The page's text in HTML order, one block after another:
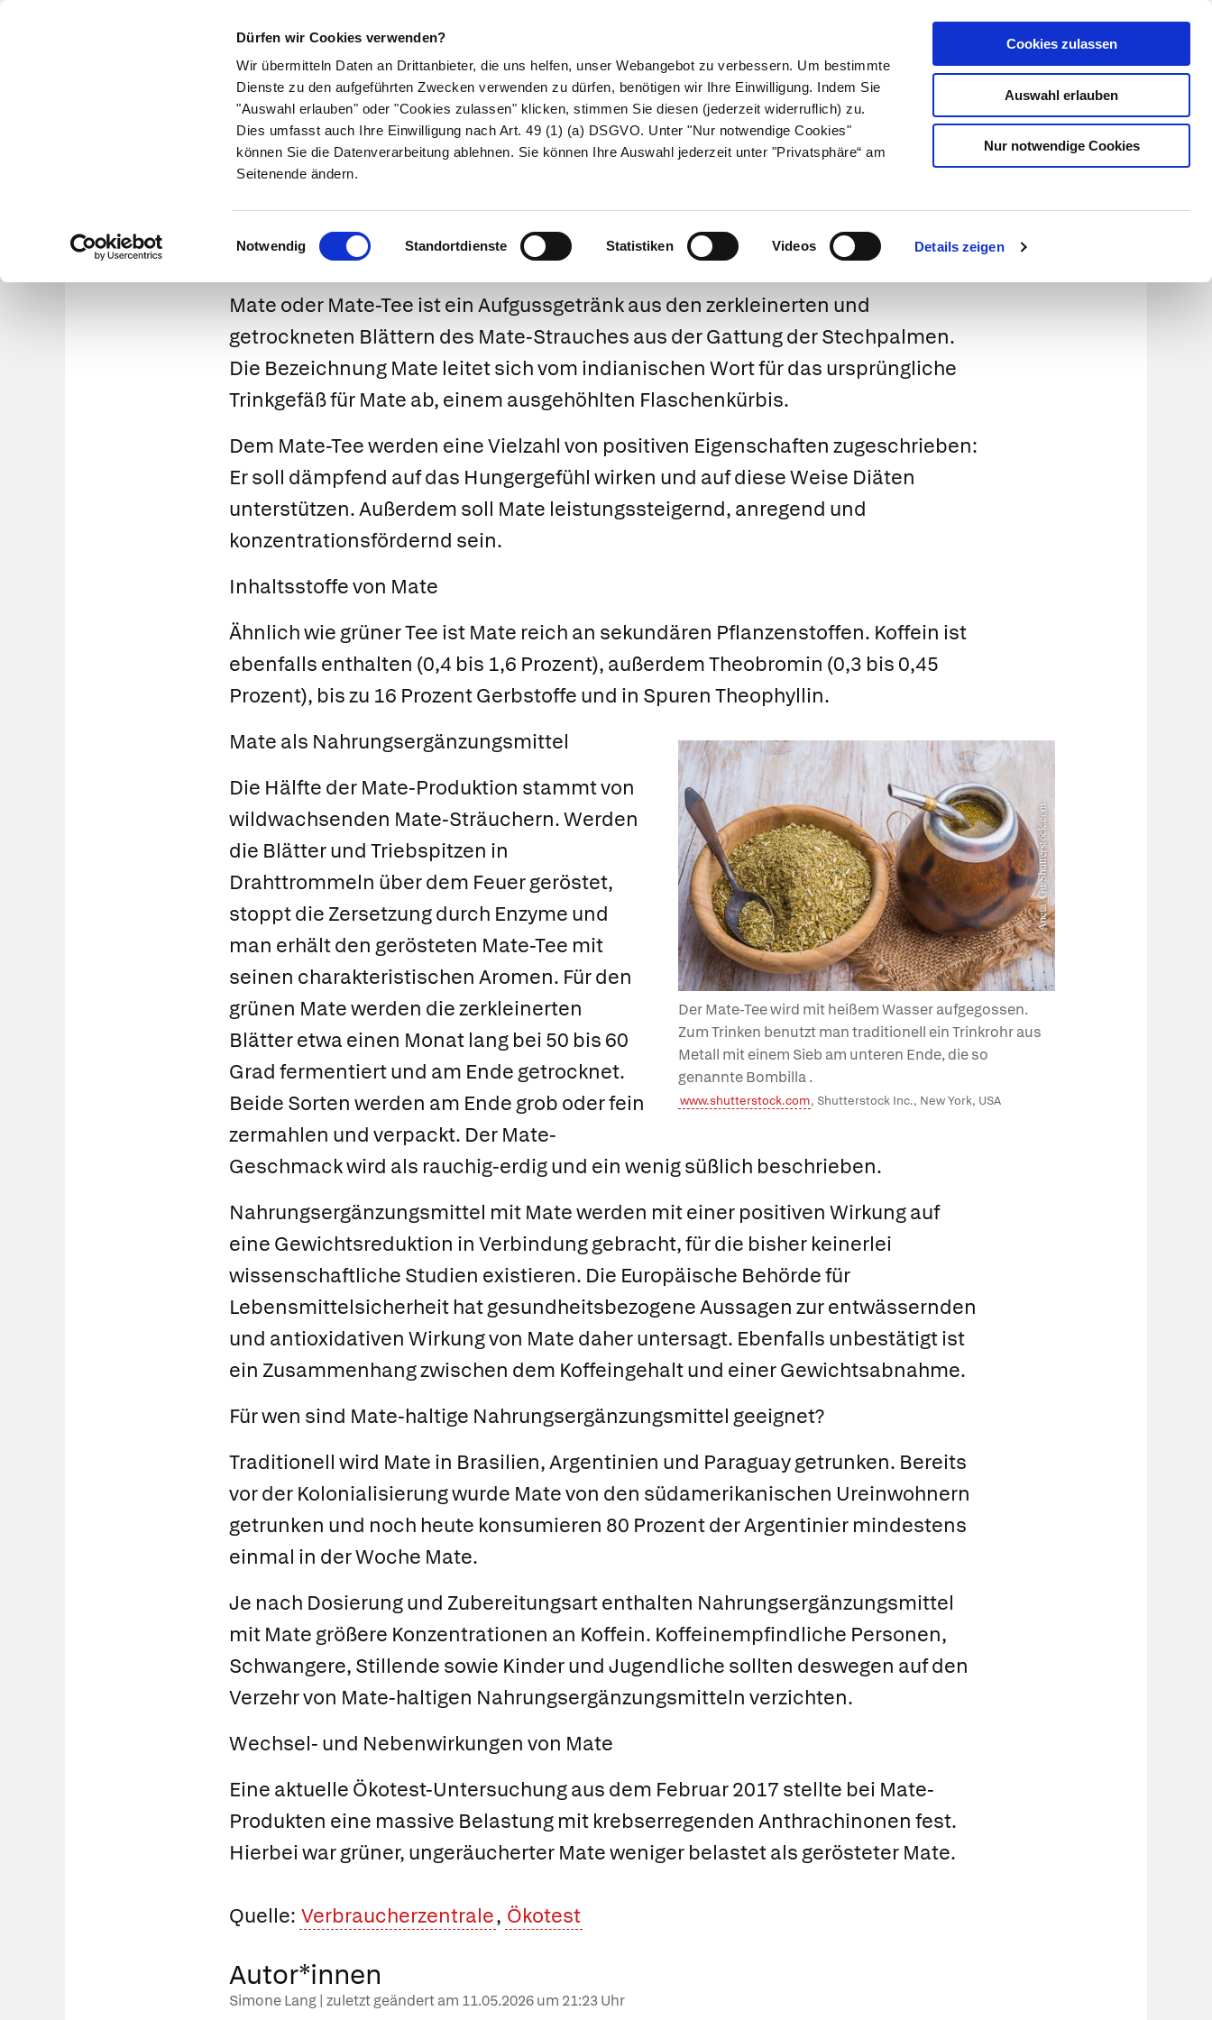
Dürfen wir Cookies verwenden?
Wir übermitteln Daten an Drittanbieter, die uns helfen, unser Webangebot zu verbessern. Um bestimmte
Dienste zu den aufgeführten Zwecken verwenden zu dürfen, benötigen wir Ihre Einwilligung. Indem Sie
"Auswahl erlauben" oder "Cookies zulassen" klicken, stimmen Sie diesen (jederzeit widerruflich) zu.
Dies umfasst auch Ihre Einwilligung nach Art. 49 (1) (a) DSGVO. Unter "Nur notwendige Cookies"
können Sie die Datenverarbeitung ablehnen. Sie können Ihre Auswahl jederzeit unter "Privatsphäre“ am
Seitenende ändern.
Einwilligungsauswahl
Notwendig Standortdienste Statistiken Videos Details zeigen
Cookies zulassen
Auswahl erlauben
Nur notwendige Cookies
Kundenlogin
Suche
Symptome Therapie Medikamente Naturheilkunde Eltern & Kind Gesund leben Über uns
Mate
Mate oder Mate-Tee ist ein Aufgussgetränk aus den zerkleinerten und
getrockneten Blättern des Mate-Strauches aus der Gattung der Stechpalmen.
Die Bezeichnung Mate leitet sich vom indianischen Wort für das ursprüngliche
Trinkgefäß für Mate ab, einem ausgehöhlten Flaschenkürbis.
Dem Mate-Tee werden eine Vielzahl von positiven Eigenschaften zugeschrieben:
Er soll dämpfend auf das Hungergefühl wirken und auf diese Weise Diäten
unterstützen. Außerdem soll Mate leistungssteigernd, anregend und
konzentrationsfördernd sein.
Inhaltsstoffe von Mate
Ähnlich wie grüner Tee ist Mate reich an sekundären Pflanzenstoffen. Koffein ist
ebenfalls enthalten (0,4 bis 1,6 Prozent), außerdem Theobromin (0,3 bis 0,45
Prozent), bis zu 16 Prozent Gerbstoffe und in Spuren Theophyllin.
Der Mate-Tee wird mit heißem Wasser aufgegossen.
Zum Trinken benutzt man traditionell ein Trinkrohr aus
Metall mit einem Sieb am unteren Ende, die so
genannte Bombilla .
www.shutterstock.com, Shutterstock Inc., New York, USA
Mate als Nahrungsergänzungsmittel
Die Hälfte der Mate-Produktion stammt von
wildwachsenden Mate-Sträuchern. Werden
die Blätter und Triebspitzen in
Drahttrommeln über dem Feuer geröstet,
stoppt die Zersetzung durch Enzyme und
man erhält den gerösteten Mate-Tee mit
seinen charakteristischen Aromen. Für den
grünen Mate werden die zerkleinerten
Blätter etwa einen Monat lang bei 50 bis 60
Grad fermentiert und am Ende getrocknet.
Beide Sorten werden am Ende grob oder fein
zermahlen und verpackt. Der Mate-
Geschmack wird als rauchig-erdig und ein wenig süßlich beschrieben.
Nahrungsergänzungsmittel mit Mate werden mit einer positiven Wirkung auf
eine Gewichtsreduktion in Verbindung gebracht, für die bisher keinerlei
wissenschaftliche Studien existieren. Die Europäische Behörde für
Lebensmittelsicherheit hat gesundheitsbezogene Aussagen zur entwässernden
und antioxidativen Wirkung von Mate daher untersagt. Ebenfalls unbestätigt ist
ein Zusammenhang zwischen dem Koffeingehalt und einer Gewichtsabnahme.
Für wen sind Mate-haltige Nahrungsergänzungsmittel geeignet?
Traditionell wird Mate in Brasilien, Argentinien und Paraguay getrunken. Bereits
vor der Kolonialisierung wurde Mate von den südamerikanischen Ureinwohnern
getrunken und noch heute konsumieren 80 Prozent der Argentinier mindestens
einmal in der Woche Mate.
Je nach Dosierung und Zubereitungsart enthalten Nahrungsergänzungsmittel
mit Mate größere Konzentrationen an Koffein. Koffeinempfindliche Personen,
Schwangere, Stillende sowie Kinder und Jugendliche sollten deswegen auf den
Verzehr von Mate-haltigen Nahrungsergänzungsmitteln verzichten.
Wechsel- und Nebenwirkungen von Mate
Eine aktuelle Ökotest-Untersuchung aus dem Februar 2017 stellte bei Mate-
Produkten eine massive Belastung mit krebserregenden Anthrachinonen fest.
Hierbei war grüner, ungeräucherter Mate weniger belastet als gerösteter Mate.
Quelle: Verbraucherzentrale, Ökotest
Autor*innen
Simone Lang | zuletzt geändert am 11.05.2026um 21:23 Uhr